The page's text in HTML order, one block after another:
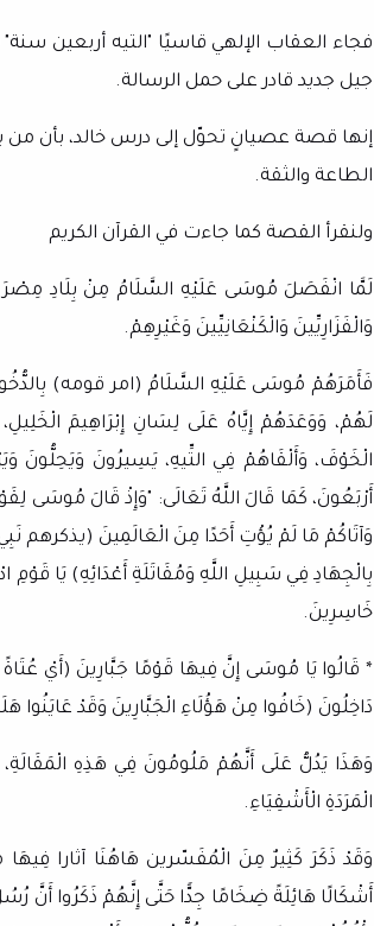
فجاء العقاب الإلهي قاسيًا "التيه أربعين
جيل جديد قادر على حمل الرسالة.
إنها قصة عصيانٍ تحوّل إلى درس خالد، بأن من
الطاعة والثقة.
ولنقرأ القصة كما جاءت في القرآن الكريم
لَمَّا انْفَصَلَ مُوسَى عَلَيْهِ السَّلَامُ مِنْ بِلَادِ مِصْرَ
وَالْفَزَارِيِّينَ وَالْكَنْعَانِيِّينَ وَغَيْرِهِمْ.
فَأَمَرَهُمْ مُوسَى عَلَيْهِ السَّلَامُ (امر قومه)
لَهُمْ، وَوَعَدَهُمْ إِيَّاهُ عَلَى لِسَانِ إِبْرَاهِيمَ
الْخَوْفَ، وَأَلْقَاهُمْ فِي التِّيهِ، يَسِيرُونَ
أَرْبَعُونَ، كَمَا قَالَ اللَّهُ تَعَالَى: "وَإِذْ قَالَ مُوسَى
وَآتَاكُمْ مَا لَمْ يُؤْتِ أَحَدًا مِنَ الْعَالَمِينَ (يذكرهم
بِالْجِهَادِ فِي سَبِيلِ اللَّهِ وَمُقَاتَلَةِ أَعْدَائِهِ) يَا قَوْمِ
خَاسِرِينَ.
* قَالُوا يَا مُوسَى إِنَّ فِيهَا قَوْمًا جَبَّارِينَ (أَيْ
دَاخِلُونَ (خَافُوا مِنْ هَؤُلَاءِ الْجَبَّارِينَ وَقَدْ
وَهَذَا يَدُلُّ عَلَى أَنَّهُمْ مَلُومُونَ فِي هَذِهِ
الْمَرَدَةِ الْأَشْقِيَاءِ.
وَقَدْ ذَكَرَ كَثِيرٌ مِنَ الْمُفَسّرين هَاهُنَا آثارا
أَشْكَالًا هَائِلَةً ضِخَامًا جِدًّا حَتَّى إِنَّهُمْ ذَكَرُوا أَنَّ